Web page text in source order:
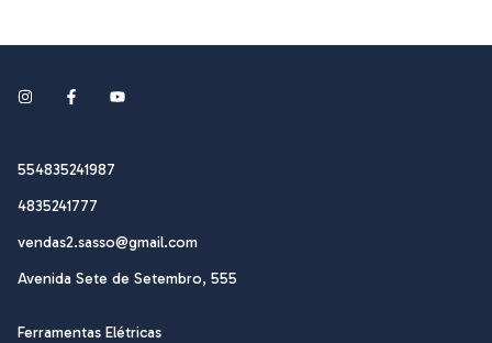
554835241987
4835241777
vendas2.sasso@gmail.com
Avenida Sete de Setembro, 555
Ferramentas Elétricas